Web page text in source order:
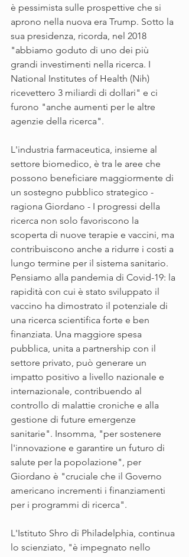
è pessimista sulle prospettive che si
aprono nella nuova era Trump. Sotto la
sua presidenza, ricorda, nel 2018
"abbiamo goduto di uno dei più
grandi investimenti nella ricerca. I
National Institutes of Health (Nih)
ricevettero 3 miliardi di dollari" e ci
furono "anche aumenti per le altre
agenzie della ricerca".
L'industria farmaceutica, insieme al
settore biomedico, è tra le aree che
possono beneficiare maggiormente di
un sostegno pubblico strategico -
ragiona Giordano - I progressi della
ricerca non solo favoriscono la
scoperta di nuove terapie e vaccini, ma
contribuiscono anche a ridurre i costi a
lungo termine per il sistema sanitario.
Pensiamo alla pandemia di Covid-19: la
rapidità con cui è stato sviluppato il
vaccino ha dimostrato il potenziale di
una ricerca scientifica forte e ben
finanziata. Una maggiore spesa
pubblica, unita a partnership con il
settore privato, può generare un
impatto positivo a livello nazionale e
internazionale, contribuendo al
controllo di malattie croniche e alla
gestione di future emergenze
sanitarie". Insomma, "per sostenere
l'innovazione e garantire un futuro di
salute per la popolazione", per
Giordano è "cruciale che il Governo
americano incrementi i finanziamenti
per i programmi di ricerca".
L'Istituto Shro di Philadelphia, continua
lo scienziato, "è impegnato nello